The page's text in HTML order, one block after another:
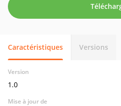
Caractéristiques Versions
Version
1.0
Mise à jour de